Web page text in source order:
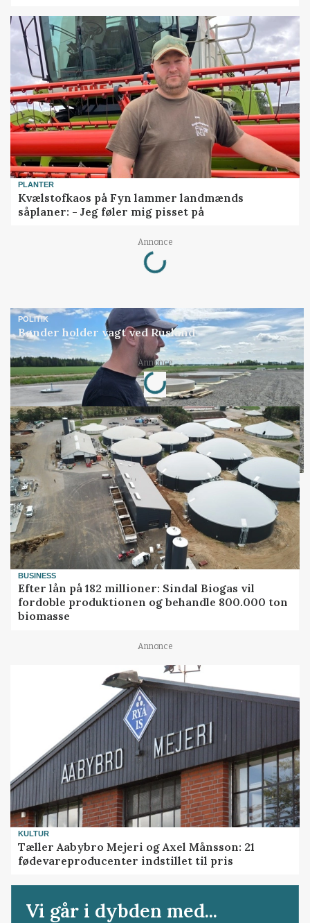
PLANTER
Kvælstofkaos på Fyn lammer landmænds
såplaner: - Jeg føler mig pisset på
Annonce
Loading...
POLITIK
Bønder holder vagt ved Rusland
Annonce
Loading...
BUSINESS
Efter lån på 182 millioner: Sindal Biogas vil
fordoble produktionen og behandle 800.000 ton
biomasse
Annonce
KULTUR
Tæller Aabybro Mejeri og Axel Månsson: 21
fødevareproducenter indstillet til pris
Vi går i dybden med...